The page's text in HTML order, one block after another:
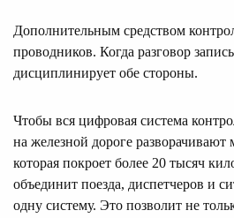
Дополнительным средством
проводников. Когда разговор
дисциплинирует обе стороны.
Чтобы вся цифровая система
на железной дороге
которая покроет более 20 тысяч
объединит поезда, диспетчеров и
одну систему. Это позволит не